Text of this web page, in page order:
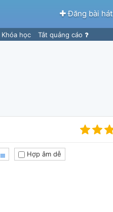
Đăng bài hát
Khóa học Tắt quảng cáo
Hợp âm dễ